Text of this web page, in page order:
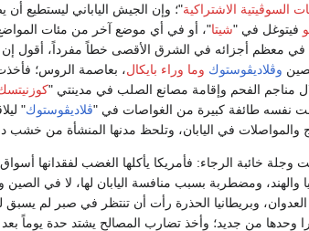
السوڤيتية الاشتراكية"؛ وإن الجيش الياباني
فيتوغل في "شيتا"، أو في أي موضع آخر من مئات المواضع
في معظم أجزائه في الشرق الأقصى خطاً مفرداً، أقول
وڤلاديڤوستوك وما وراء بايكال، بعاصمة الروس؛ فأخذت
مناجم الفحم وإقامة مصانع الصلب في مدينتي "
نفسه طائفة كبيرة من الغواصات في "ڤلاديڤوستوك"
والمواصلات في اليابان، وتلحظ مدنها المنشأة من خشب
خائبة الرجاء: فأمريكا يأكلها الغضب لفقدانها
والهند، ومضطربة بسبب منافسة اليابان لها، لا في
وبريطانيا الحذرة رأت أن تنتظر في صبر لم
وحدها من جديد؛ وأخذ تضارب المصالح يشتد حدة يوماً